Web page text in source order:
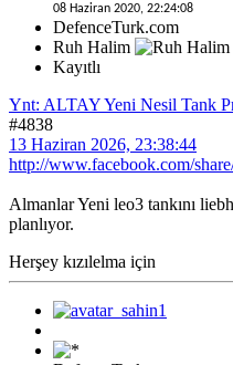
08 Haziran 2020, 22:24:08
DefenceTurk.com
Ruh Halim
Kayıtlı
Ynt: ALTAY Yeni Nesil Tank
#4838
13 Haziran 2026, 23:38:44
http://www.facebook.com/
Almanlar Yeni leo3 tankını
planlıyor.
Herşey kızılelma için